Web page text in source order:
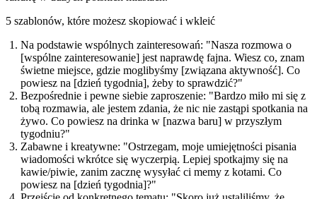
5 szablonów, które możesz skopiować i wkleić
Na podstawie wspólnych zainteresowań: "Nasza rozmowa o
[wspólne zainteresowanie] jest naprawdę fajna. Wiesz co, znam
świetne miejsce, gdzie moglibyśmy [związana aktywność]. Co
powiesz na [dzień tygodnia], żeby to sprawdzić?"
Bezpośrednie i pewne siebie zaproszenie: "Bardzo miło mi się z
tobą rozmawia, ale jestem zdania, że nic nie zastąpi spotkania na
żywo. Co powiesz na drinka w [nazwa baru] w przyszłym
tygodniu?"
Zabawne i kreatywne: "Ostrzegam, moje umiejętności pisania
wiadomości wkrótce się wyczerpią. Lepiej spotkajmy się na
kawie/piwie, zanim zacznę wysyłać ci memy z kotami. Co
powiesz na [dzień tygodnia]?"